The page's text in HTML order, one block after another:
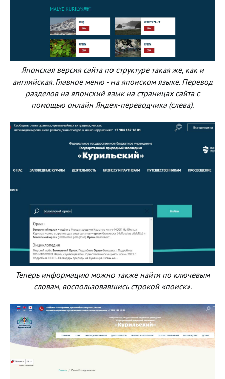
Японская версия сайта по структуре такая же, как и
английская. Главное меню - на японском языке. Перевод
разделов на японский язык на страницах сайта с
помощью онлайн Яндех-переводчика (слева).
Теперь информацию можно также найти по ключевым
словам, воспользовавшись строкой «поиск».